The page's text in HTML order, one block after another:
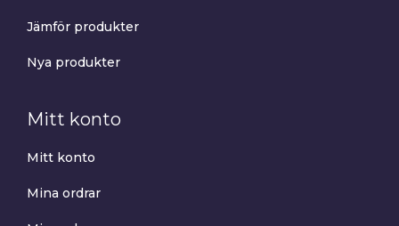
Jämför produkter
Nya produkter
Mitt konto
Mitt konto
Mina ordrar